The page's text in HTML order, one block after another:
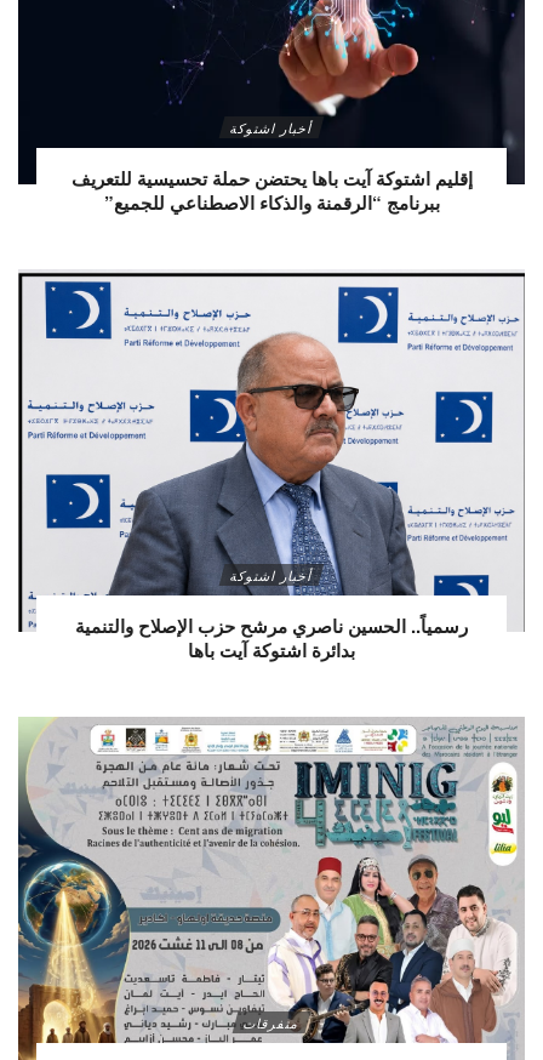
أخبار اشتوكة
إقليم اشتوكة آيت باها يحتضن حملة تحسيسية للتعريف
ببرنامج “الرقمنة والذكاء الاصطناعي للجميع”
أخبار اشتوكة
رسمياً.. الحسين ناصري مرشح حزب الإصلاح والتنمية
بدائرة اشتوكة آيت باها
متفرقات